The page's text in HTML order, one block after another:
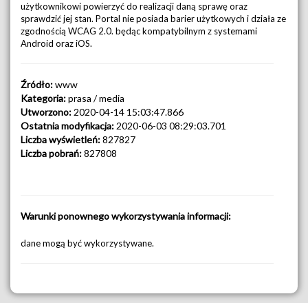
użytkownikowi powierzyć do realizacji daną sprawę oraz
sprawdzić jej stan. Portal nie posiada barier użytkowych i działa ze
zgodnością WCAG 2.0. będąc kompatybilnym z systemami
Android oraz iOS.
Źródło:www
Kategoria:prasa / media
Utworzono: 2020-04-14 15:03:47.866
Ostatnia modyfikacja: 2020-06-03 08:29:03.701
Liczba wyświetleń:827827
Liczba pobrań:827808
Warunki ponownego wykorzystywania informacji:
dane mogą być wykorzystywane.